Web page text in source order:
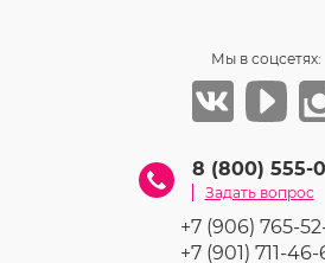
Мы в соцсетях:
8 (800) 555-
Задать вопрос
+7 (906) 765-
+7 (901) 711-46-